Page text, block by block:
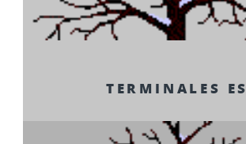
TERMINALES ES